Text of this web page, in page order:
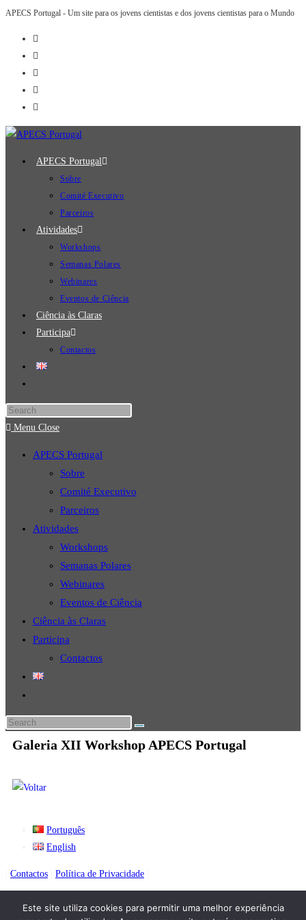
APECS Portugal - Um site para os jovens cientistas e dos jovens cientistas para o Mundo
APECS Portugal
Sobre
Comité Executivo
Parceiros
Atividades
Workshops
Semanas Polares
Webinares
Eventos de Ciência
Ciência às Claras
Participa
Contactos
Menu Close
APECS Portugal
Sobre
Comité Executivo
Parceiros
Atividades
Workshops
Semanas Polares
Webinares
Eventos de Ciência
Ciência às Claras
Participa
Contactos
Galeria XII Workshop APECS Portugal
Português
English
Contactos Política de Privacidade
Este site utiliza cookies para permitir uma melhor experiência